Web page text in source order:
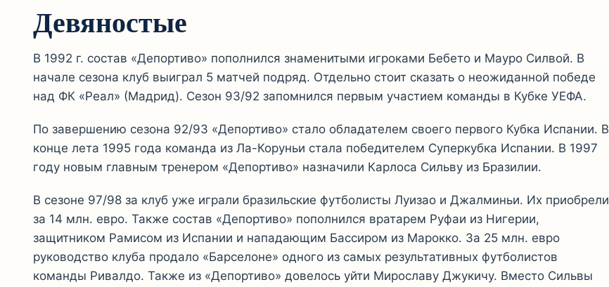
Девяностые
В 1992 г. состав «Депортиво» пополнился знаменитыми игроками Бебето и Мауро Силвой. В
начале сезона клуб выиграл 5 матчей подряд. Отдельно стоит сказать о неожиданной победе
над ФК «Реал» (Мадрид). Сезон 93/92 запомнился первым участием команды в Кубке УЕФА.
По завершению сезона 92/93 «Депортиво» стало обладателем своего первого Кубка Испании. В
конце лета 1995 года команда из Ла-Коруньи стала победителем Суперкубка Испании. В 1997
году новым главным тренером «Депортиво» назначили Карлоса Сильву из Бразилии.
В сезоне 97/98 за клуб уже играли бразильские футболисты Луизао и Джалминьи. Их приобрели
за 14 млн. евро. Также состав «Депортиво» пополнился вратарем Руфаи из Нигерии,
защитником Рамисом из Испании и нападающим Бассиром из Марокко. За 25 млн. евро
руководство клуба продало «Барселоне» одного из самых результативных футболистов
команды Ривалдо. Также из «Депортиво» довелось уйти Мирославу Джукичу. Вместо Сильвы